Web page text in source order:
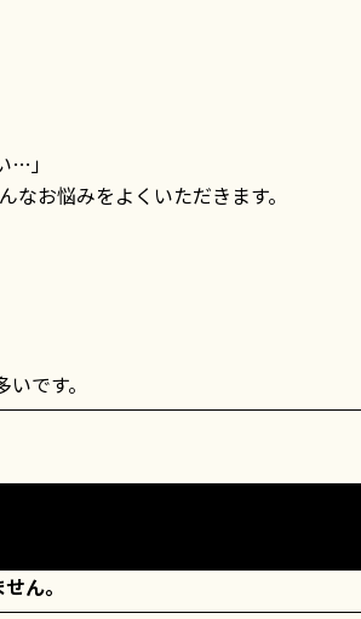
…」
お悩みをよくいただきます。
です。
ん。